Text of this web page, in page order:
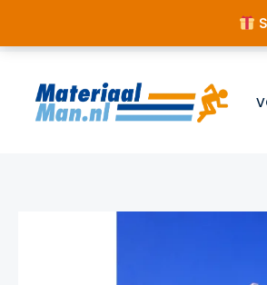
inhoud